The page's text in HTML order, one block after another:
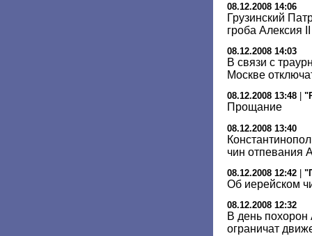
08.12.2008 14:06
Грузинский
гроба Алексия II
08.12.2008 14:03
В связи с
Москве
08.12.2008 13:48
Прощание
08.12.2008 13:40
чин отпевания
08.12.2008 12:42
Об иерейском
08.12.2008 12:32
В день похорон
ограничат